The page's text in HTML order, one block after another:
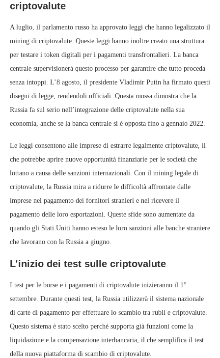
criptovalute
A luglio, il parlamento russo ha approvato leggi che hanno legalizzato il
mining di criptovalute. Queste leggi hanno inoltre creato una struttura
per testare i token digitali per i pagamenti transfrontalieri. La banca
centrale supervisionerà questo processo per garantire che tutto proceda
senza intoppi. L’8 agosto, il presidente Vladimir Putin ha firmato questi
disegni di legge, rendendoli ufficiali. Questa mossa dimostra che la
Russia fa sul serio nell’integrazione delle criptovalute nella sua
economia, anche se la banca centrale si è opposta fino a gennaio 2022.
Le leggi consentono alle imprese di estrarre legalmente criptovalute, il
che potrebbe aprire nuove opportunità finanziarie per le società che
lottano a causa delle sanzioni internazionali. Con il mining legale di
criptovalute, la Russia mira a ridurre le difficoltà affrontate dalle
imprese nel pagamento dei fornitori stranieri e nel ricevere il
pagamento delle loro esportazioni. Queste sfide sono aumentate da
quando gli Stati Uniti hanno esteso le loro sanzioni alle banche straniere
che lavorano con la Russia a giugno.
L’inizio dei test sulle criptovalute
I test per le borse e i pagamenti di criptovalute inizieranno il 1°
settembre. Durante questi test, la Russia utilizzerà il sistema nazionale
di carte di pagamento per effettuare lo scambio tra rubli e criptovalute.
Questo sistema è stato scelto perché supporta già funzioni come la
liquidazione e la compensazione interbancaria, il che semplifica il test
della nuova piattaforma di scambio di criptovalute.